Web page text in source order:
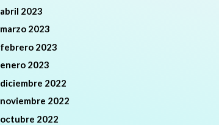
abril 2023
marzo 2023
febrero 2023
enero 2023
diciembre 2022
noviembre 2022
octubre 2022